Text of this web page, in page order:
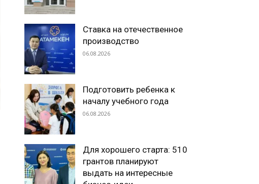
Ставка на отечественное
производство
06.08.2026
Подготовить ребенка к
началу учебного года
06.08.2026
Для хорошего старта: 510
грантов планируют
выдать на интересные